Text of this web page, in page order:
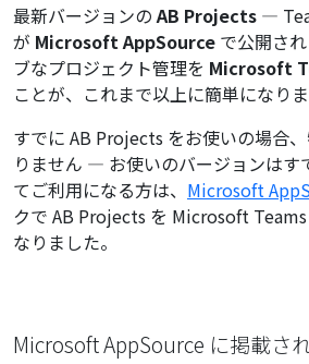
最新バージョンの AB Projects —
が Microsoft AppSource で公開さ
ブなプロジェクト管理を Microsoft
ことが、これまで以上に簡単になりま
すでに AB Projects をお使いの場合
りません — お使いのバージョンはす
てご利用になる方は、 Microsoft
クで AB Projects を Microsoft
なりました。
Microsoft AppSource に掲載さ